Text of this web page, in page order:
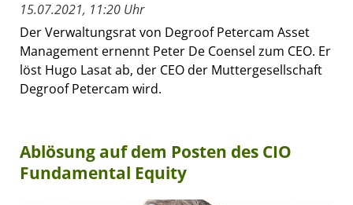
15.07.2021, 11:20 Uhr
Der Verwaltungsrat von Degroof Petercam Asset
Management ernennt Peter De Coensel zum CEO. Er
löst Hugo Lasat ab, der CEO der Muttergesellschaft
Degroof Petercam wird.
Ablösung auf dem Posten des CIO
Fundamental Equity